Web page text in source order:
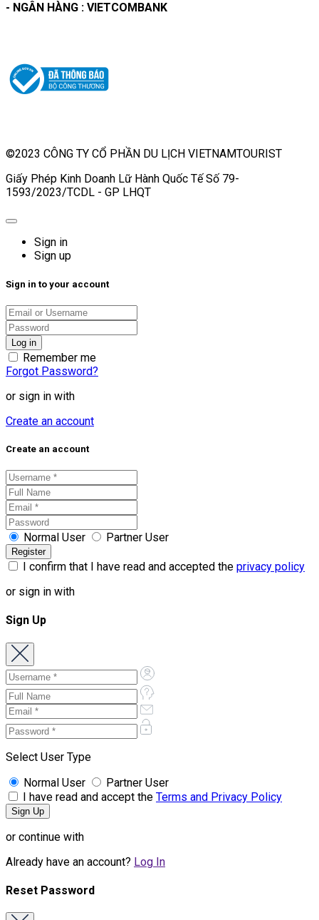
- NGÂN HÀNG : VIETCOMBANK
©2023 CÔNG TY CỔ PHẦN DU LỊCH VIETNAMTOURIST
Giấy Phép Kinh Doanh Lữ Hành Quốc Tế Số 79-
1593/2023/TCDL - GP LHQT
Sign in
Sign up
Sign in to your account
Remember me
Forgot Password?
or sign in with
Create an account
Create an account
Normal User Partner User
I confirm that I have read and accepted the privacy policy
or sign in with
Sign Up
Select User Type
Normal User
Partner User
I have read and accept the Terms and Privacy Policy
or continue with
Already have an account? Log In
Reset Password